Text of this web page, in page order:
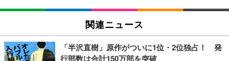
SIHOO B100 オフィスチェア／デスクチェア メッシ
ュチェア 人間工学 疲れない ブラック
￥27,999
EIZO ビジネス向けプレミアムモニター | FlexScan
￥109,572
Amazonベーシック ペットシーツ 厚型 ワイド 42枚
x2袋(84枚) ホワイト(吸収面:ライトブルー)
￥3,234
関連ニュース
「半沢直樹」原作がついに1位・2位独占！ 発
行部数は合計150万部を突破